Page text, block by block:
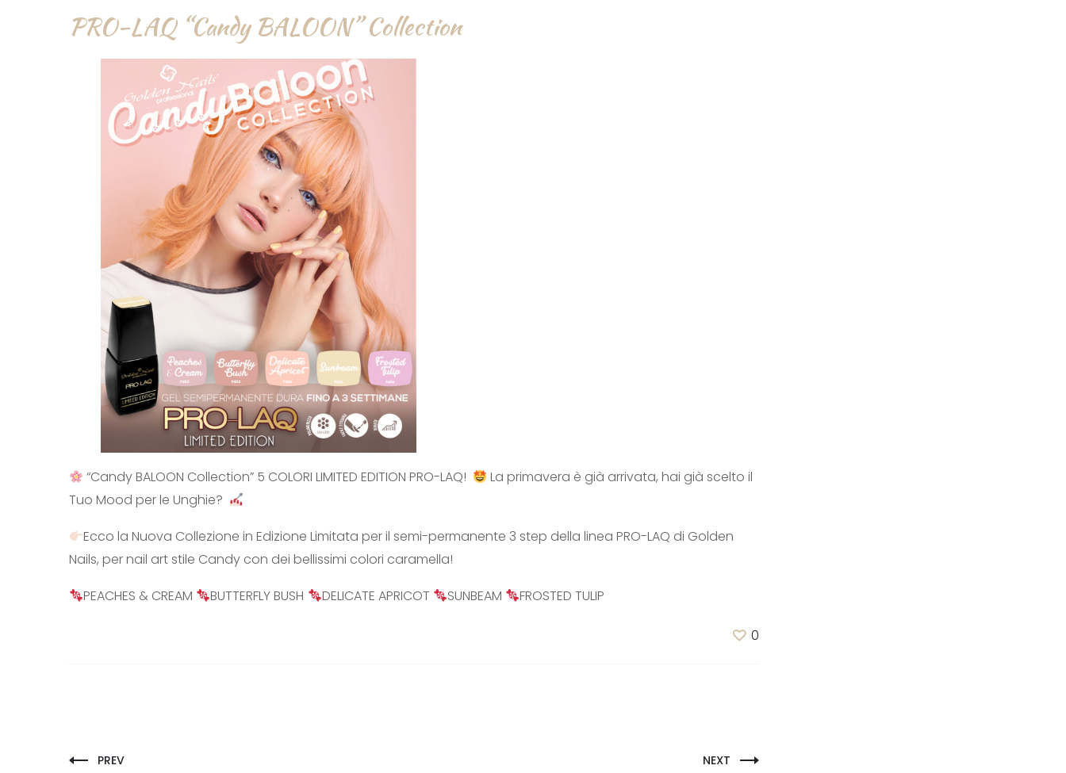
PRO-LAQ “Candy BALOON” Collection
“Candy BALOON Collection” 5 COLORI LIMITED EDITION PRO-LAQ!
La primavera è già arrivata, hai già scelto il
Tuo Mood per le Unghie?
Ecco la Nuova Collezione in Edizione Limitata per il semi-permanente 3 step della linea PRO-LAQ di Golden
Nails, per nail art stile Candy con dei bellissimi colori caramella!
PEACHES & CREAM
BUTTERFLY BUSH DELICATE APRICOT SUNBEAM FROSTED TULIP
0
PREV NEXT